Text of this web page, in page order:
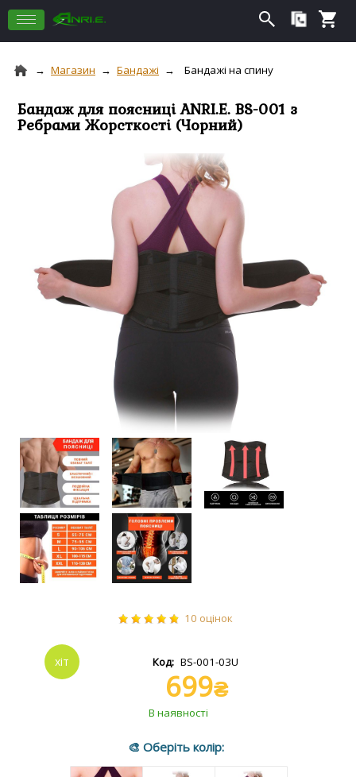
Магазин Бандажі Бандажі на спину
Бандаж для поясниці ANRI.E. BS-001 з
Ребрами Жорсткості (Чорний)
10
BS-001-03U
699₴